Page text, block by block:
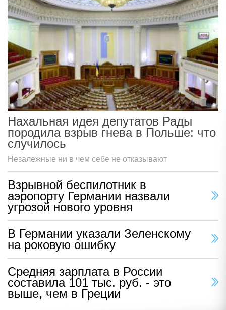
Нахальная идея депутатов Рады
породила взрыв гнева в Польше: что
случилось
Незалежные ни в чем себе не отказывают
Взрывной беспилотник в
аэропорту Германии назвали
угрозой нового уровня
В Германии указали Зеленскому
на роковую ошибку
Средняя зарплата в России
составила 101 тыс. руб. - это
выше, чем в Греции